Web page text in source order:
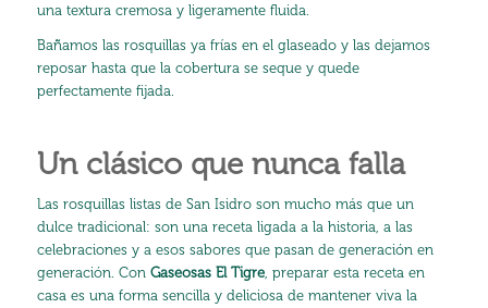
una textura cremosa y ligeramente fluida.
Bañamos las rosquillas ya frías en el glaseado y las dejamos
reposar hasta que la cobertura se seque y quede
perfectamente fijada.
Un clásico que nunca falla
Las rosquillas listas de San Isidro son mucho más que un
dulce tradicional: son una receta ligada a la historia, a las
celebraciones y a esos sabores que pasan de generación en
generación. Con Gaseosas El Tigre, preparar esta receta en
casa es una forma sencilla y deliciosa de mantener viva la